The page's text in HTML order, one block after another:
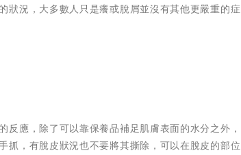
狀況，大多數人只是癢或脫屑並沒有其他更嚴重的症
應，除了可以靠保養品補足肌膚表面的水分之外，
抓，有脫皮狀況也不要將其撕除，可以在脫皮的部位